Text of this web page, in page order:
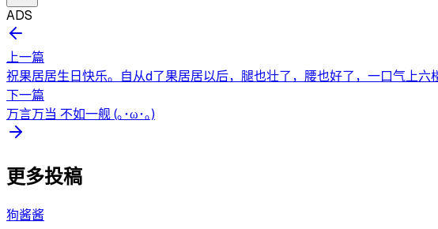
ADS
上一篇
祝果居居生日快乐。自从d了果居居以后，腿也壮了，腰也好了，一口气上六
下一篇
万言万当 不如一舰 (｡･ω･｡)
更多投稿
狗酱酱